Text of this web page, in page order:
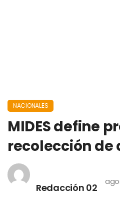
NACIONALES
MIDES define
recolección de
Redacción 02